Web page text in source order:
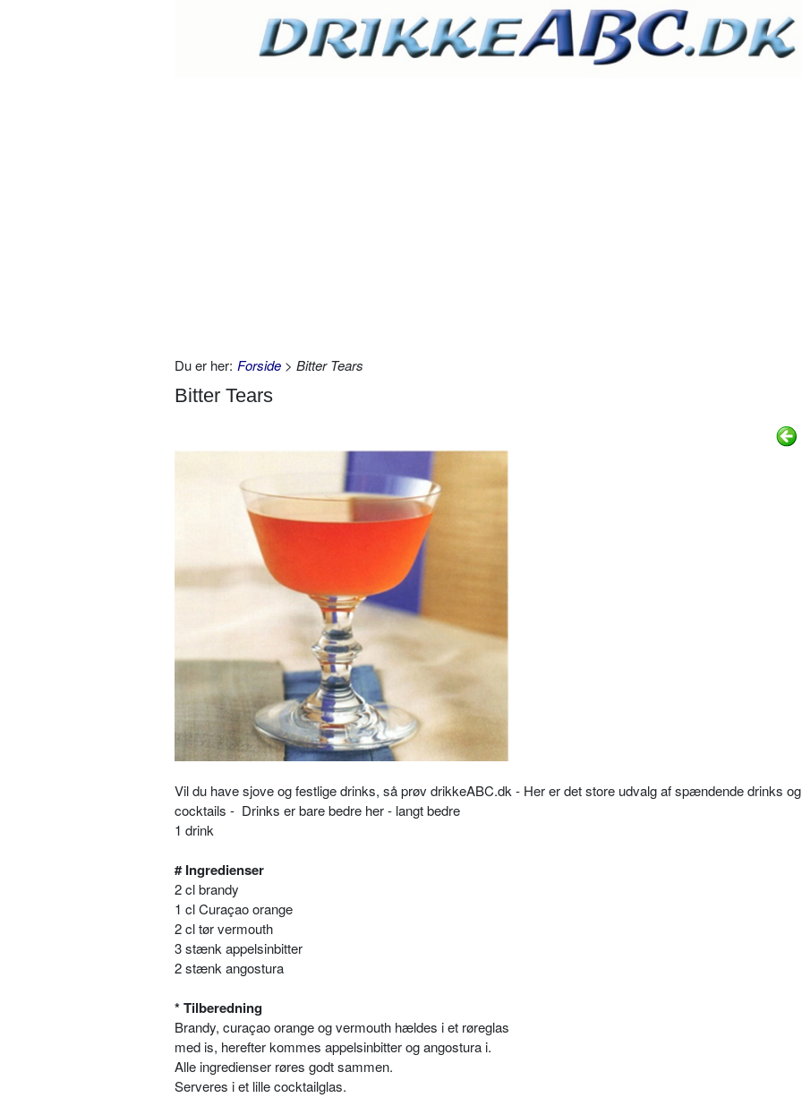
Du er her: Forside > Bitter Tears
Bitter Tears
Vil du have sjove og festlige drinks, så prøv drikkeABC.dk - Her er det store udvalg af spændende drinks og
cocktails - Drinks er bare bedre her - langt bedre
1 drink
# Ingredienser
2 cl brandy
1 cl Curaçao orange
2 cl tør vermouth
3 stænk appelsinbitter
2 stænk angostura
* Tilberedning
Brandy, curaçao orange og vermouth hældes i et røreglas
med is, herefter kommes appelsinbitter og angostura i.
Alle ingredienser røres godt sammen.
Serveres i et lille cocktailglas.